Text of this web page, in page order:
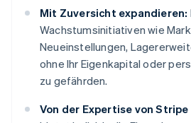
Mit Zuversicht expandieren:
Wachstumsinitiativen wie
Neueinstellungen,
ohne Ihr Eigenkapital oder
zu gefährden.
Von der Expertise von